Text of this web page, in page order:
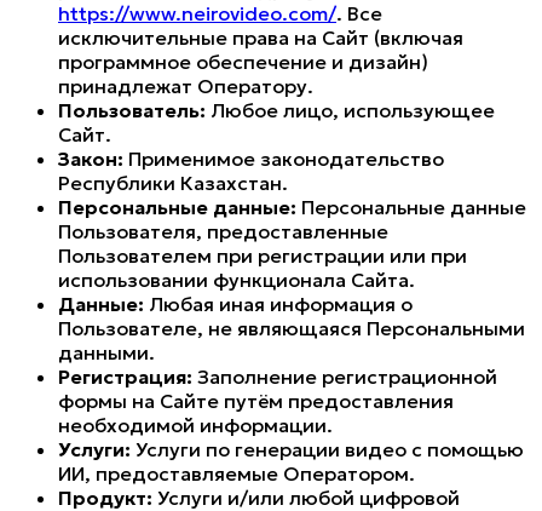
https://www.neirovideo.com/. Все
исключительные права на Сайт (включая
программное обеспечение и дизайн)
принадлежат Оператору.
Пользователь: Любое лицо, использующее
Сайт.
Закон: Применимое законодательство
Республики Казахстан.
Персональные данные: Персональные данные
Пользователя, предоставленные
Пользователем при регистрации или при
использовании функционала Сайта.
Данные: Любая иная информация о
Пользователе, не являющаяся Персональными
данными.
Регистрация: Заполнение регистрационной
формы на Сайте путём предоставления
необходимой информации.
Услуги: Услуги по генерации видео с помощью
ИИ, предоставляемые Оператором.
Продукт: Услуги и/или любой цифровой